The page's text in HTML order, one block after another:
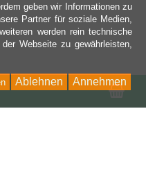
geben wir Informationen zu
Partner für soziale Medien,
werden rein technische
Webseite zu gewährleisten,
Annehmen
Ablehnen